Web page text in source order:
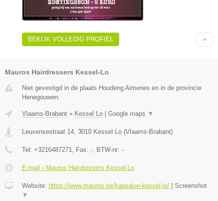
BEKIJK VOLLEDIG PROFIEL
Mauros Hairdressers Kessel-Lo
Niet gevestigd in de plaats Houdeng Aimeries en in de provincie
Henegouwen.
Vlaams-Brabant » Kessel Lo Google maps ▼
Leuvensestraat 14 3010 Kessel Lo (Vlaams-Brabant)
Tel: +3216487271 , Fax: - , BTW-nr: -
E-mail › Mauros Hairdressers Kessel-Lo
Website: https://www.mauros.be/kapsalon-kessel-lo/
Screenshot
▼